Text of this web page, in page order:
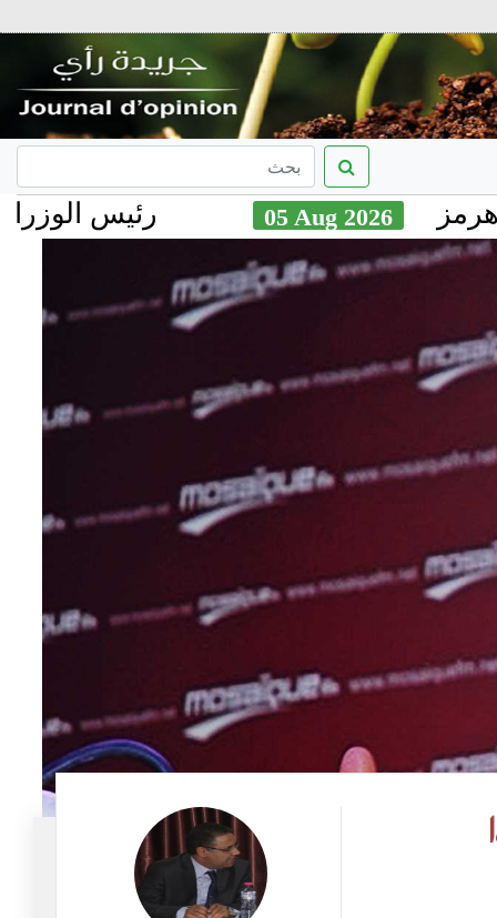
رئيس الوزراء 05 Aug 2026